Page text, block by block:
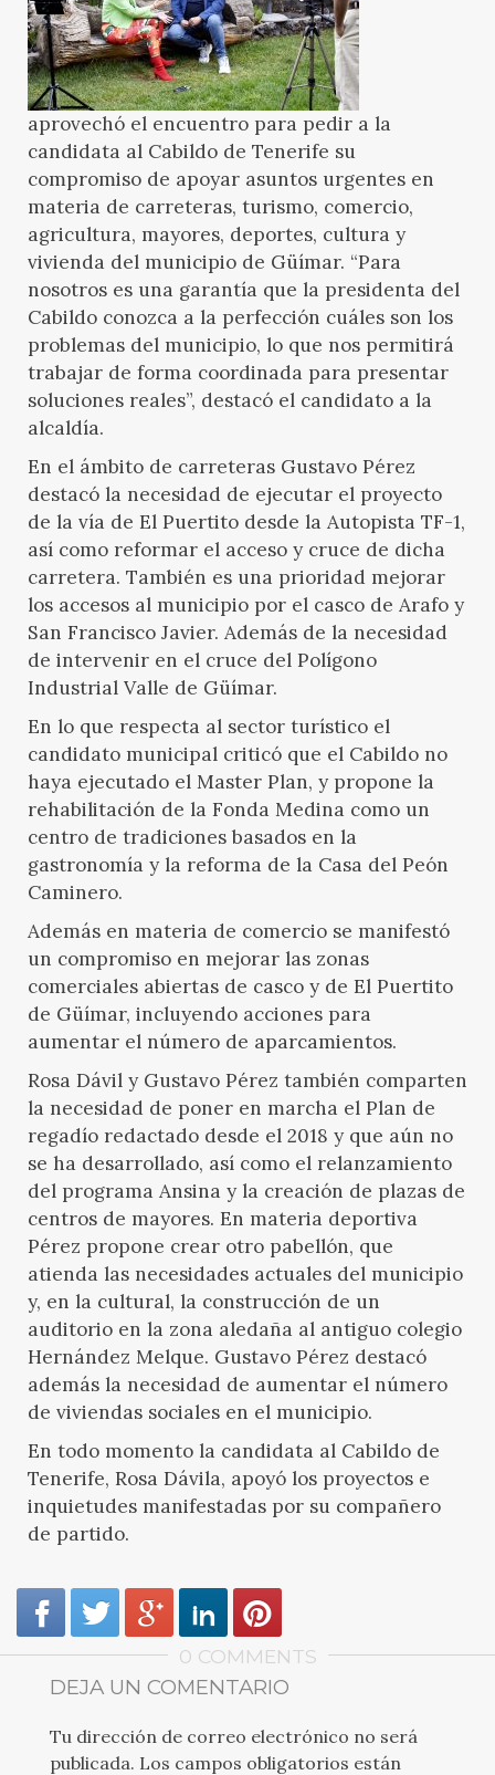
aprovechó el encuentro para pedir a la
candidata al Cabildo de Tenerife su
compromiso de apoyar asuntos urgentes en
materia de carreteras, turismo, comercio,
agricultura, mayores, deportes, cultura y
vivienda del municipio de Güímar. “Para
nosotros es una garantía que la presidenta del
Cabildo conozca a la perfección cuáles son los
problemas del municipio, lo que nos permitirá
trabajar de forma coordinada para presentar
soluciones reales”, destacó el candidato a la
alcaldía.
En el ámbito de carreteras Gustavo Pérez
destacó la necesidad de ejecutar el proyecto
de la vía de El Puertito desde la Autopista TF-1,
así como reformar el acceso y cruce de dicha
carretera. También es una prioridad mejorar
los accesos al municipio por el casco de Arafo y
San Francisco Javier. Además de la necesidad
de intervenir en el cruce del Polígono
Industrial Valle de Güímar.
En lo que respecta al sector turístico el
candidato municipal criticó que el Cabildo no
haya ejecutado el Master Plan, y propone la
rehabilitación de la Fonda Medina como un
centro de tradiciones basados en la
gastronomía y la reforma de la Casa del Peón
Caminero.
Además en materia de comercio se manifestó
un compromiso en mejorar las zonas
comerciales abiertas de casco y de El Puertito
de Güímar, incluyendo acciones para
aumentar el número de aparcamientos.
Rosa Dávil y Gustavo Pérez también comparten
la necesidad de poner en marcha el Plan de
regadío redactado desde el 2018 y que aún no
se ha desarrollado, así como el relanzamiento
del programa Ansina y la creación de plazas de
centros de mayores. En materia deportiva
Pérez propone crear otro pabellón, que
atienda las necesidades actuales del municipio
y, en la cultural, la construcción de un
auditorio en la zona aledaña al antiguo colegio
Hernández Melque. Gustavo Pérez destacó
además la necesidad de aumentar el número
de viviendas sociales en el municipio.
En todo momento la candidata al Cabildo de
Tenerife, Rosa Dávila, apoyó los proyectos e
inquietudes manifestadas por su compañero
de partido.
0 COMMENTS
DEJA UN COMENTARIO
Tu dirección de correo electrónico no será
publicada. Los campos obligatorios están